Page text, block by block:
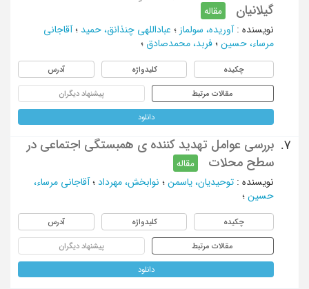
گیلانیان
مقاله
نویسنده : آوریده، سولماز ؛ عباداللهی چنذانق، حمید ؛ آقاجانی
مرساء، حسین ؛ فربد، محمدصادق ؛
چکیده کلیدواژه آدرس
مقالات مرتبط پیشنهاد دیگران
دانلود
7.
بررسی عوامل تهدید کننده ی همبستگی اجتماعی در
سطح محلات
مقاله
نویسنده : توحیدیان، یاسمن ؛ نوابخش، مهرداد ؛ آقاجانی مرساء،
حسین ؛
چکیده کلیدواژه آدرس
مقالات مرتبط پیشنهاد دیگران
دانلود